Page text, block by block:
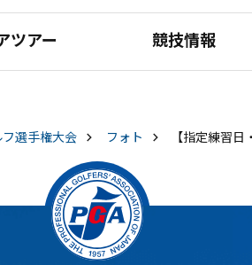
ツアー 競技情報
選手権大会 フォト 【指定練習